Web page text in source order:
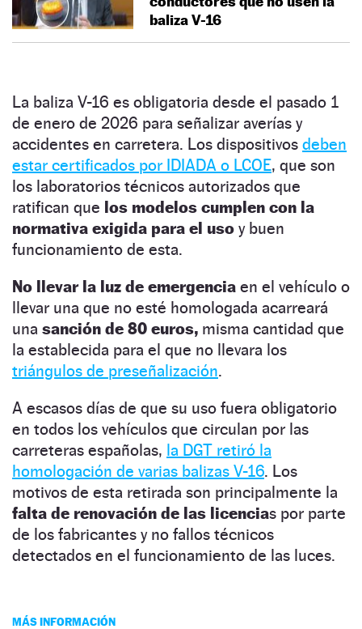
baliza V-16
La baliza V-16 es obligatoria desde el pasado 1
de enero de 2026 para señalizar averías y
accidentes en carretera. Los dispositivos deben
estar certificados por IDIADA o LCOE, que son
los laboratorios técnicos autorizados que
ratifican que los modelos cumplen con la
normativa exigida para el uso y buen
funcionamiento de esta.
No llevar la luz de emergencia en el vehículo o
llevar una que no esté homologada acarreará
una sanción de 80 euros, misma cantidad que
la establecida para el que no llevara los
triángulos de preseñalización.
A escasos días de que su uso fuera obligatorio
en todos los vehículos que circulan por las
carreteras españolas, la DGT retiró la
homologación de varias balizas V-16. Los
motivos de esta retirada son principalmente la
falta de renovación de las licencias por parte
de los fabricantes y no fallos técnicos
detectados en el funcionamiento de las luces.
MÁS INFORMACIÓN